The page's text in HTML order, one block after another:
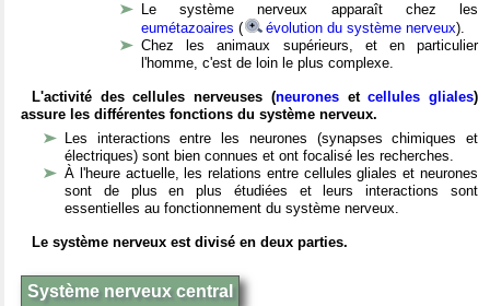
Le système nerveux apparaît chez les
eumétazoaires ( évolution du système nerveux).
Chez les animaux supérieurs, et en particulier
l'homme, c'est de loin le plus complexe.
L'activité des cellules nerveuses (neuronesetcellules gliales)
assure les différentes fonctions du système nerveux.
Les interactions entre les neurones (synapses chimiques et
électriques) sont bien connues et ont focalisé les recherches.
À l'heure actuelle, les relations entre cellules gliales et neurones
sont de plus en plus étudiées et leurs interactions sont
essentielles au fonctionnement du système nerveux.
Le système nerveux est divisé en deux parties.
Système nerveux central